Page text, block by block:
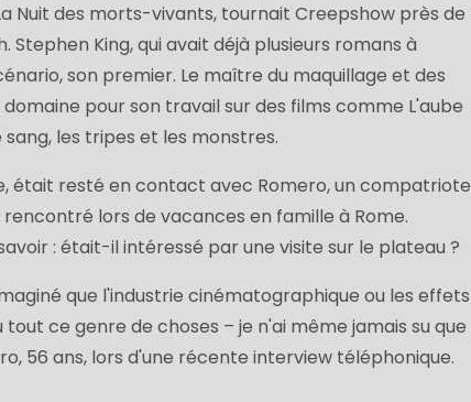
Nuit des morts-vivants, tournait Creepshow près de
Stephen King, qui avait déjà plusieurs romans à
son premier. Le maître du maquillage et des
pour son travail sur des films comme L'aube
les tripes et les monstres.
était resté en contact avec Romero, un compatriote
lors de vacances en famille à Rome.
: était-il intéressé par une visite sur le plateau ?
que l'industrie cinématographique ou les effets
ce genre de choses – je n'ai même jamais su que
56 ans, lors d'une récente interview téléphonique.